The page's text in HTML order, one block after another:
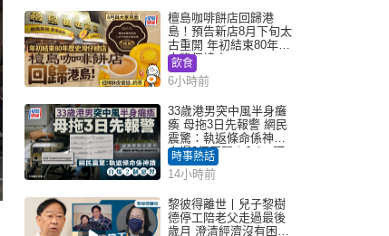
檀島咖啡餅店回歸港
島！預告新店8月下旬太
古重開 年初結束80年歷
史灣仔總店
飲食
6小時前
33歲港男突中風半身癱
瘓 母拖3日先報警 網民
震驚：執返條命係神蹟
自爆2個惡習｜Juicy叮
時事熱話
14小時前
黎彼得離世丨兒子黎樹
德停工陪老父走過最後
歲月 澄清經濟沒有困